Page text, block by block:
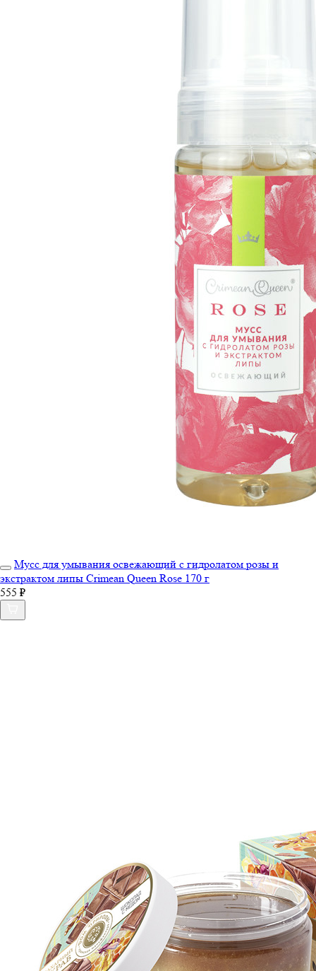
Мусс для умывания освежающий с гидролатом розы и
экстрактом липы Crimean Queen Rose 170 г
555 ₽